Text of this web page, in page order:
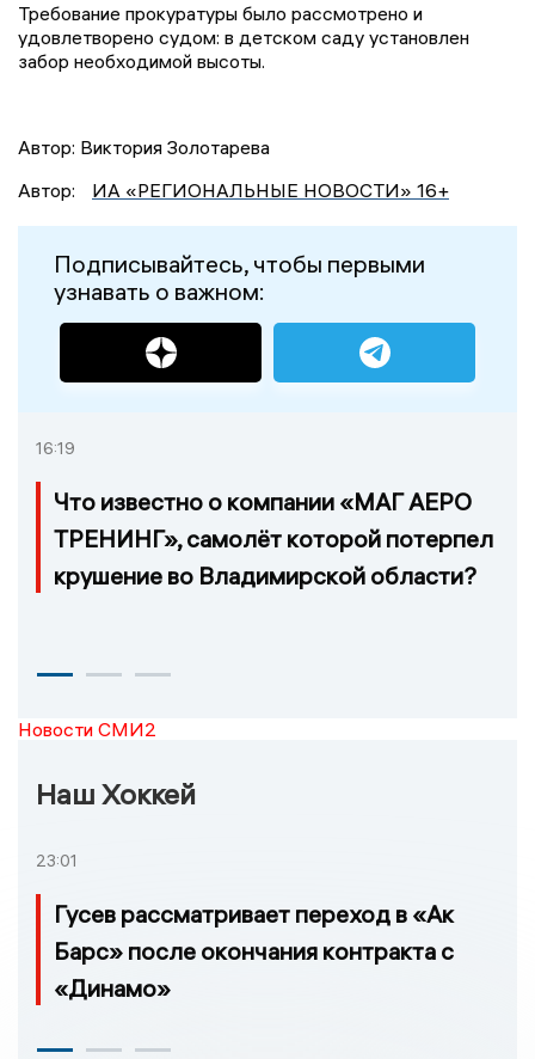
Требование прокуратуры было рассмотрено и
удовлетворено судом: в детском саду установлен
забор необходимой высоты.
Автор: Виктория Золотарева
Автор:
ИА «РЕГИОНАЛЬНЫЕ НОВОСТИ» 16+
Подписывайтесь, чтобы первыми
узнавать о важном:
16:19
Что известно о компании «МАГ АЕРО
ТРЕНИНГ», самолёт которой потерпел
крушение во Владимирской области?
Новости СМИ2
Наш Хоккей
23:01
Гусев рассматривает переход в «Ак
Барс» после окончания контракта с
«Динамо»